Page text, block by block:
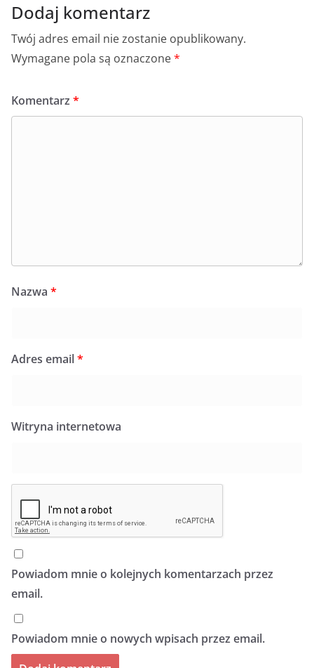
Dodaj komentarz
Twój adres email nie zostanie opublikowany.
Wymagane pola są oznaczone*
Komentarz *
Nazwa *
Adres email*
Witryna internetowa
Powiadom mnie o kolejnych komentarzach przez
email.
Powiadom mnie o nowych wpisach przez email.